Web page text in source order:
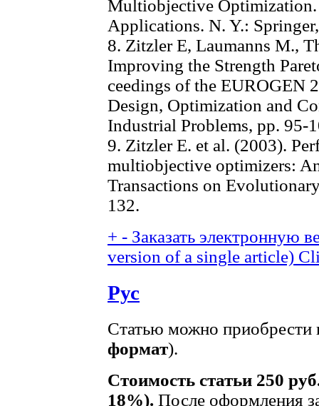
Multiobjective Optimization.
Applications. N. Y.:
8. Zitzler E, Laumanns M.,
Improving the Strength
ceedings of the EUROGEN
Design, Optimization and
Industrial Problems, pp. 95-
9. Zitzler E. еt al. (2003).
multiobjective optimizers:
Transactions on
132.
+ - Заказать электронную
version of a single article)
Рус
Статью можно приобрести
формат).
Стоимость статьи 250
18%). После оформления